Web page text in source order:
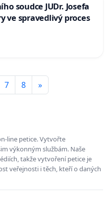
soudce JUDr. Josefa
ve spravedlivý proces
7 8 »
line petice. Vytvořte
výkonným službám. Naše
takže vytvoření petice je
veřejnosti i těch, kteří o daných